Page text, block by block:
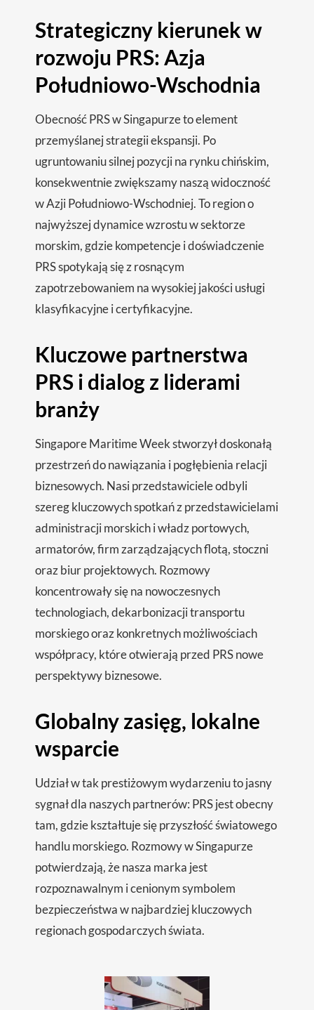
Strategiczny kierunek w
rozwoju PRS: Azja
Południowo-Wschodnia
Obecność PRS w Singapurze to element
przemyślanej strategii ekspansji. Po
ugruntowaniu silnej pozycji na rynku chińskim,
konsekwentnie zwiększamy naszą widoczność
w Azji Południowo-Wschodniej. To region o
najwyższej dynamice wzrostu w sektorze
morskim, gdzie kompetencje i doświadczenie
PRS spotykają się z rosnącym
zapotrzebowaniem na wysokiej jakości usługi
klasyfikacyjne i certyfikacyjne.
Kluczowe partnerstwa
PRS i dialog z liderami
branży
Singapore Maritime Week stworzył doskonałą
przestrzeń do nawiązania i pogłębienia relacji
biznesowych. Nasi przedstawiciele odbyli
szereg kluczowych spotkań z przedstawicielami
administracji morskich i władz portowych,
armatorów, firm zarządzających flotą, stoczni
oraz biur projektowych. Rozmowy
koncentrowały się na nowoczesnych
technologiach, dekarbonizacji transportu
morskiego oraz konkretnych możliwościach
współpracy, które otwierają przed PRS nowe
perspektywy biznesowe.
Globalny zasięg, lokalne
wsparcie
Udział w tak prestiżowym wydarzeniu to jasny
sygnał dla naszych partnerów: PRS jest obecny
tam, gdzie kształtuje się przyszłość światowego
handlu morskiego. Rozmowy w Singapurze
potwierdzają, że nasza marka jest
rozpoznawalnym i cenionym symbolem
bezpieczeństwa w najbardziej kluczowych
regionach gospodarczych świata.